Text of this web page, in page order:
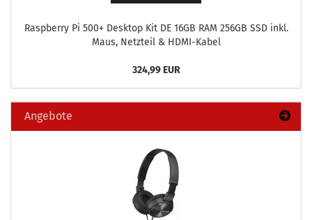
Raspber­ry Pi 500+ Desk­top Kit DE 16GB RAM 256GB SSD inkl.
Maus, Netz­teil & HDMI-​Kabel
324,99 EUR
Angebote